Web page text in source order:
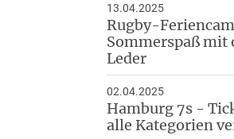
13.04.2025
Rugby-
Sommerspaß mit
Leder
02.04.2025
Hamburg 7s -
alle Kategorien